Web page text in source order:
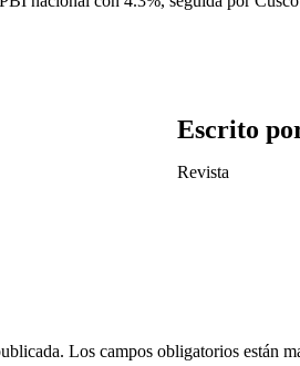
Escrito
Revista
Los campos obligatorios están